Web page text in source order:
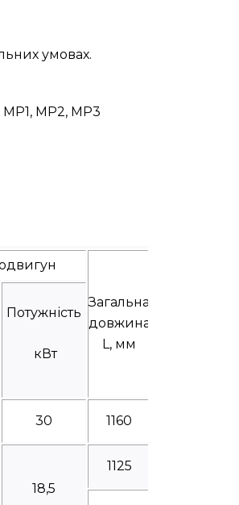
умовах.
МР1, МР2, МР3
Загальна
довжина
L, мм
Потужність
кВт
30 1160
18,5
1125